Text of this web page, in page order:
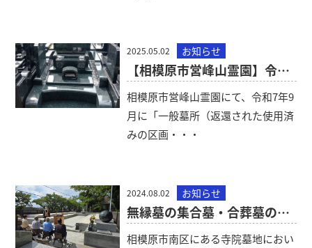
2025.05.02 お知らせ
【相模原市営峰山霊園】令和7年9月に公募を予定しています。
相模原市営峰山霊園にて、令和7年9
月に「一般墓所（返還された使用済
みの区画・・・
2024.08.02 お知らせ
無縁墓の集合墓・合葬墓の建立から祈願法要までお手伝いしました
相模原市南区にある寺院墓地におい